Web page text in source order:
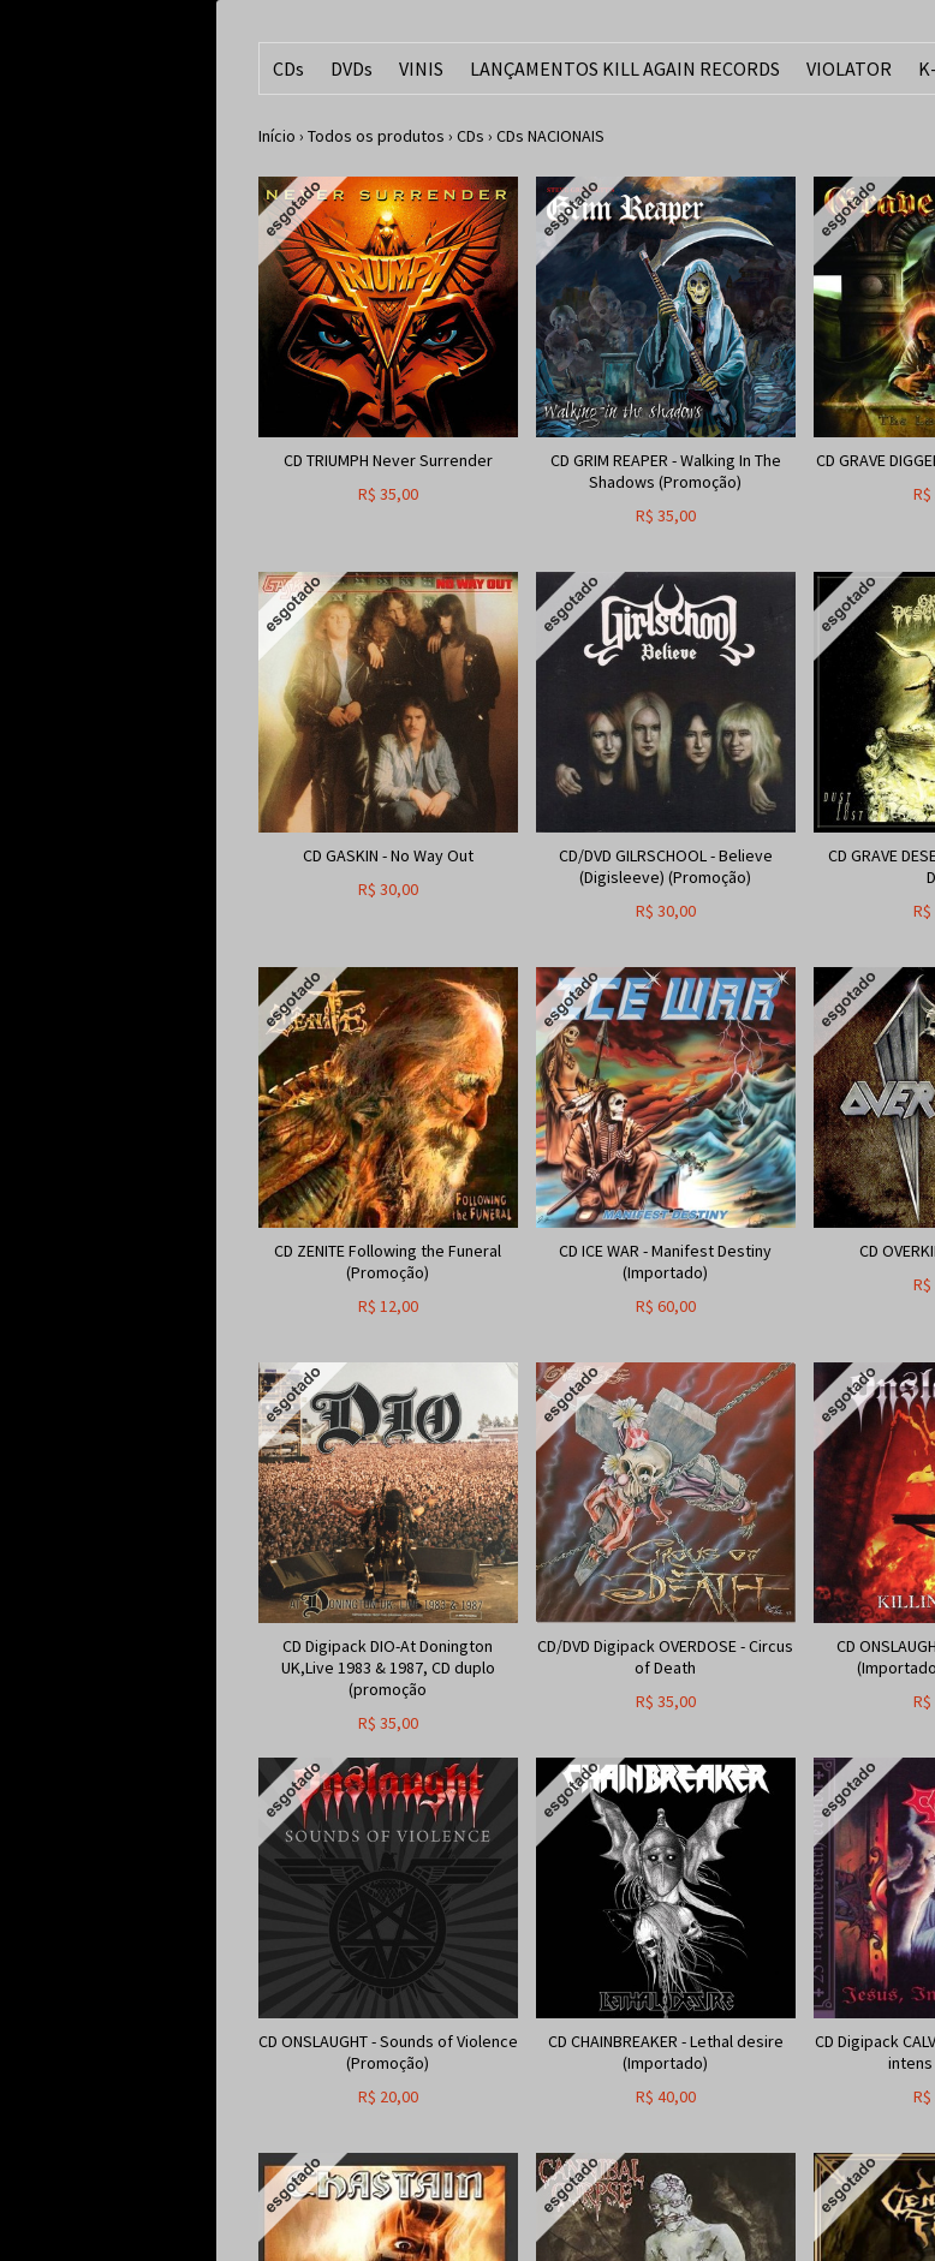
CDs DVDs VINIS LANÇAMENTOS KILL AGAIN RECORDS VIOLATOR
Início › Todos os produtos › CDs › CDs NACIONAIS
CD TRIUMPH Never Surrender
R$ 35,00
CD GRIM REAPER - Walking In The
Shadows (Promoção)
R$ 35,00
CD GRAVE
R$
CD GASKIN - No Way Out
R$ 30,00
CD/DVD GILRSCHOOL - Believe
(Digisleeve) (Promoção)
R$ 30,00
CD GRAVE
R$
CD ZENITE Following the Funeral
(Promoção)
R$ 12,00
CD ICE WAR - Manifest Destiny
(Importado)
R$ 60,00
CD
R$
CD Digipack DIO-At Donington
UK,Live 1983 & 1987, CD duplo
(promoção
R$ 35,00
CD/DVD Digipack OVERDOSE - Circus
of Death
R$ 35,00
CD
R$
CD ONSLAUGHT - Sounds of Violence
(Promoção)
R$ 20,00
CD CHAINBREAKER - Lethal desire
(Importado)
R$ 40,00
CD Digipack
R$